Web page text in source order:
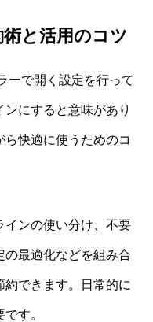
と活用のコツ
ーで開く設定を行って
にすると意味があり
ら快適に使うためのコ
インの使い分け、不要
の最適化などを組み合
できます。日常的に
す。